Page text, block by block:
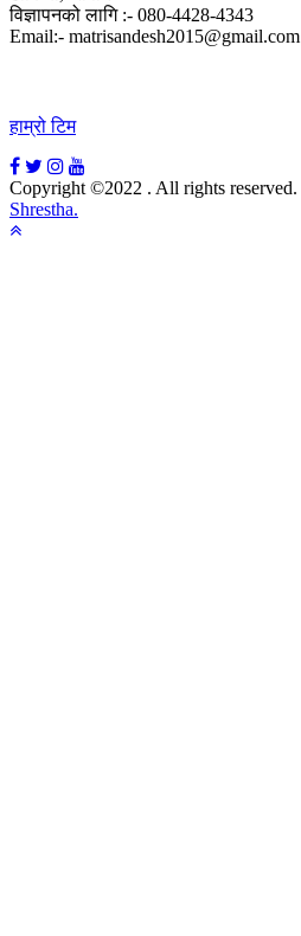
विज्ञापनको लागि :- 080-4428-4343
Email:- matrisandesh2015@gmail.com
हाम्रो टिम
Copyright ©2022 . All rights reserved.
Shrestha.